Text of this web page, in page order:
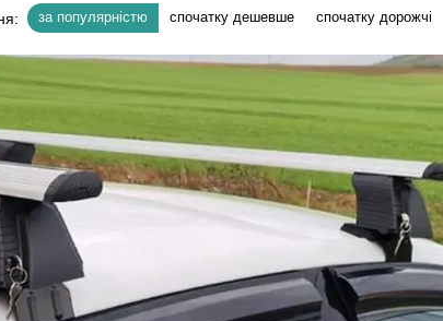
за популярністю спочатку дешевше спочатку дорожчі